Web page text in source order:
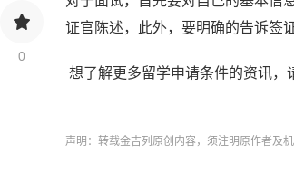
0
证官陈述，此外，要明确的告诉签
想了解更多留学申请条件的资讯，
声明：转载金吉列原创内容，须注明原作者及